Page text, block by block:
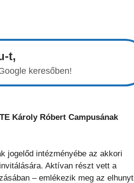
t,
keresőben!
Károly Róbert Campusának
jogelőd intézményébe az akkori
Aktívan részt vett a
– emlékezik meg az elhunyt